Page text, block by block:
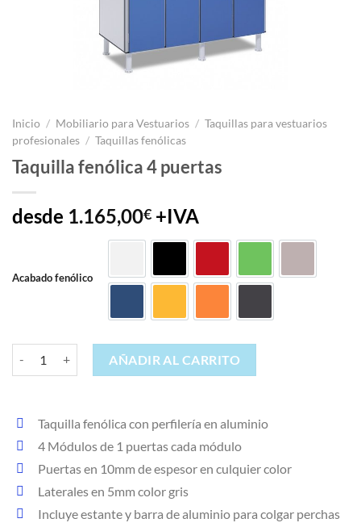
Inicio / Mobiliario para Vestuarios / Taquillas para vestuarios
profesionales / Taquillas fenólicas
Taquilla fenólica 4 puertas
desde 1.165,00€ +IVA
Acabado fenólico
Taquilla fenólica 4 puertas cantidad
AÑADIR AL CARRITO
Taquilla fenólica con perfilería en aluminio
4 Módulos de 1 puertas cada módulo
Puertas en 10mm de espesor en culquier color
Laterales en 5mm color gris
Incluye estante y barra de aluminio para colgar perchas